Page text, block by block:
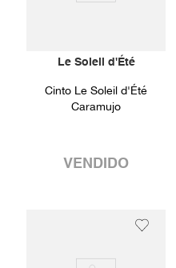
Le Soleil d'Été
Cinto Le Soleil d'Été
Caramujo
VENDIDO